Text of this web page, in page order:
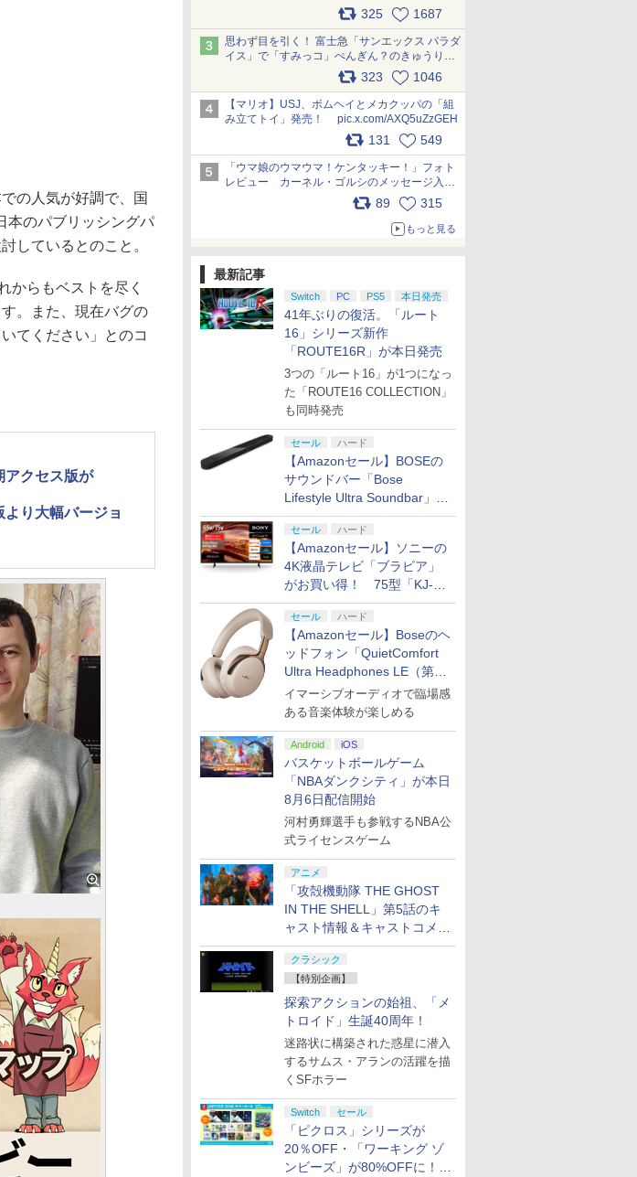
325 1687
思わず目を引く！ 富士急「サンエックス パラダ
イス」で「すみっコ」ぺんぎん？のきゅうりド
ッグを食べてみた イラストそのままのメニュ
ー化に挑戦。これが意外にもおいしい
pic.x.com/Kgl04hZaeg
323 1046
【マリオ】USJ、ボムヘイとメカクッパの「組
み立てトイ」発売！ pic.x.com/AXQ5uZzGEH
131 549
「ウマ娘のウマウマ！ケンタッキー！」フォト
レビュー カーネル・ゴルシのメッセージ入り
パッケージや描き下ろしトレカなどが登場
89 315
もっと見る
最新記事
Switch PC PS5 本日発売
41年ぶりの復活。「ルート
16」シリーズ新作
「ROUTE16R」が本日発売
3つの「ルート16」が1つになっ
た「ROUTE16 COLLECTION」
も同時発売
セール ハード
【Amazonセール】BOSEの
サウンドバー「Bose
Lifestyle Ultra Soundbar」
や、サブウーファー「Bose
Lifestyle Ultra Subwoofer」
などお買い得！
セール ハード
【Amazonセール】ソニーの
4K液晶テレビ「ブラビア」
がお買い得！ 75型「KJ-
75X75WL」などラインナッ
プ
セール ハード
【Amazonセール】Boseのヘ
ッドフォン「QuietComfort
Ultra Headphones LE（第2
世代）」などお買い得価格で
登場
イマーシブオーディオで臨場感
ある音楽体験が楽しめる
Android iOS
バスケットボールゲーム
「NBAダンクシティ」が本日
8月6日配信開始
河村勇輝選手も参戦するNBA公
式ライセンスゲーム
アニメ
「攻殻機動隊 THE GHOST
IN THE SHELL」第5話のキ
ャスト情報＆キャストコメン
ト、エンドカードを公開！
クラシック
【特別企画】
探索アクションの始祖、「メ
トロイド」生誕40周年！
迷路状に構築された惑星に潜入
するサムス・アランの活躍を描
くSFホラー
Switch セール
「ピクロス」シリーズが
20％OFF・「ワーキング ゾ
ンビーズ」が80%OFFに！
の人気が好調で、国
本のパブリッシングパ
しているとのこと。
からもベストを尽く
。また、現在バグの
てください」とのコ
アクセス版が
り大幅バージョ